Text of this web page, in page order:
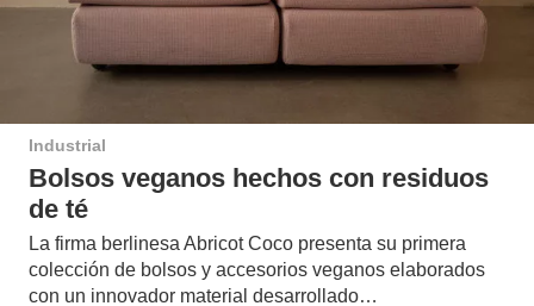
Industrial
Bolsos veganos hechos con residuos
de té
La firma berlinesa Abricot Coco presenta su primera
colección de bolsos y accesorios veganos elaborados
con un innovador material desarrollado…